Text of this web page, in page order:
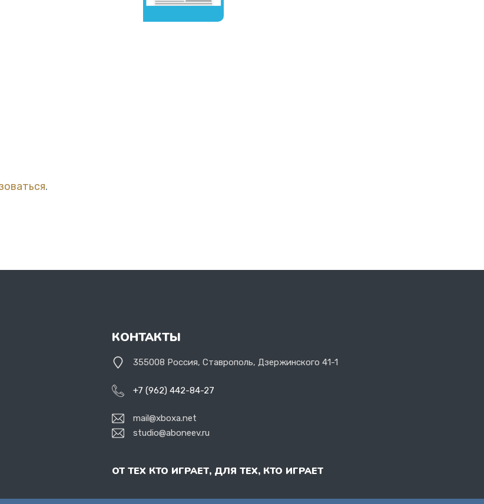
.
КОНТАКТЫ
355008 Россия, Ставрополь, Дзержинского 41-1
+7 (962) 442-84-27
mail@xboxa.net
studio@aboneev.ru
ОТ ТЕХ КТО ИГРАЕТ, ДЛЯ ТЕХ, КТО ИГРАЕТ